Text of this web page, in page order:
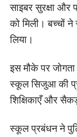
साइबर सुरक्षा
को मिली। बच्चों
लिया।
इस मौके पर जोगता
स्कूल सिजुआ की
शिक्षिकाएँ और
स्कूल प्रबंधन ने